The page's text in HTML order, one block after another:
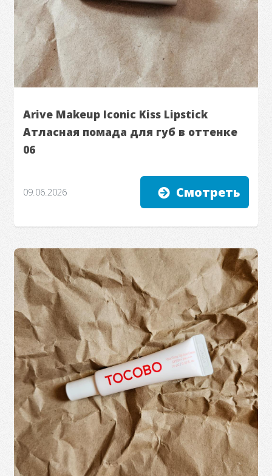
Arive Makeup Iconic Kiss Lipstick
Атласная помада для губ в оттенке
06
09.06.2026 Смотреть